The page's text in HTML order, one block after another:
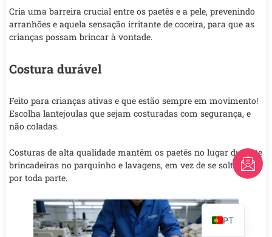
Cria uma barreira crucial entre os paetês e a pele, prevenindo
arranhões e aquela sensação irritante de coceira, para que as
crianças possam brincar à vontade.
Costura durável
Feito para crianças ativas e que estão sempre em movimento!
Escolha lantejoulas que sejam costuradas com segurança, e
não coladas.
Costuras de alta qualidade mantêm os paetês no lugar durante
brincadeiras no parquinho e lavagens, em vez de se soltarem
por toda parte.
PT
EN
FR